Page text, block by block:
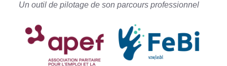
Un outil de pilotage de son parcours professionnel